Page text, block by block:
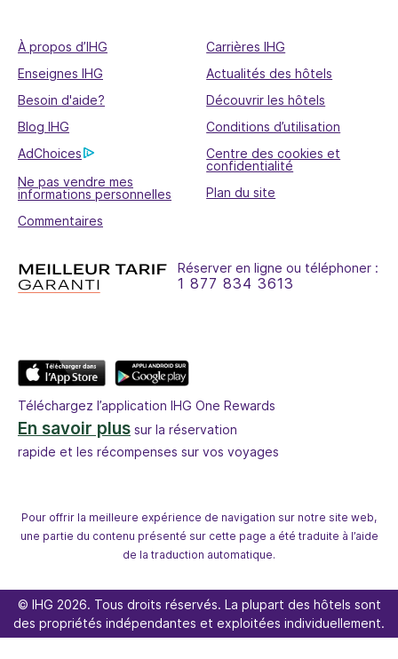
À propos d’IHG
Carrières IHG
Enseignes IHG
Actualités des hôtels
Besoin d'aide?
Découvrir les hôtels
Blog IHG
Conditions d’utilisation
AdChoices
Centre des cookies et
confidentialité
Ne pas vendre mes
informations personnelles
Plan du site
Commentaires
Réserver en ligne ou téléphoner :
1 877 834 3613
Téléchargez l’application IHG One Rewards
En savoir plus sur la réservation
rapide et les récompenses sur vos voyages
Pour offrir la meilleure expérience de navigation sur notre site web,
une partie du contenu présenté sur cette page a été traduite à l’aide
de la traduction automatique.
© IHG 2026. Tous droits réservés. La plupart des hôtels sont
des propriétés indépendantes et exploitées individuellement.